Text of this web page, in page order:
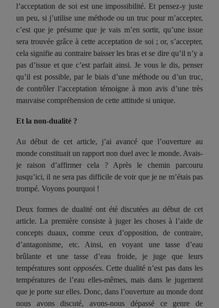
l’acceptation de soi est une impossibilité. Et pensez-y juste
un peu, si j’utilise une méthode ou un truc pour m’accepter,
c’est que je présume que je vais m’en sortir, qu’une issue
sera trouvée grâce à cette acceptation de soi ; or, s’accepter,
cela signifie au contraire baisser les bras et se dire qu’il n’y a
pas d’issue et que c’est parfait ainsi. Je vous le dis, penser
qu’il est possible, par le biais d’une méthode ou d’un truc,
de contrôler l’acceptation témoigne à mon avis d’une très
mauvaise compréhension de cette attitude si unique.
Et la non-dualité ?
Au début de cet article, j’ai avancé que l’ouverture au
monde constituait un rapport non duel avec le monde. Avais-
je raison d’affirmer cela ? Après le chemin parcouru
jusqu’ici, il ne sera pas difficile de voir que je ne m’étais pas
trompé. Voyons pourquoi !
Deux formes de dualité ont été discutées au début de cet
article. La première consiste à juger les choses à l’aide de
concepts duaux, comme ceux d’opposition, de contraire,
d’antagonisme, etc. Ainsi, en voyant une tasse d’eau
brûlante et une tasse d’eau froide, je juge que leurs
températures sont opposées. Cette dualité n’est pas dans les
températures de l’eau elles-mêmes, mais dans le jugement
que je porte sur elles. Donc, dans l’ouverture au monde dont
nous avons discuté, avons-nous dépassé ce genre de